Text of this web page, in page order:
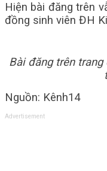
Hiện bài đăng trên
đồng sinh viên ĐH
Bài đăng trên
Nguồn: Kênh14
Advertisement